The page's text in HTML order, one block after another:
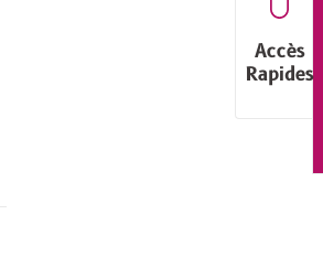
Accès
Rapides